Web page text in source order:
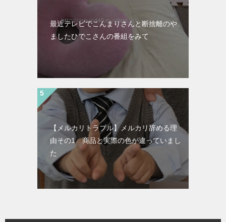
最近テレビでこんまりさんと断捨離のや
ましたひでこさんの番組をみて
【メルカリトラブル】メルカリ辞める理
由その1 商品と実際の色が違っていまし
た